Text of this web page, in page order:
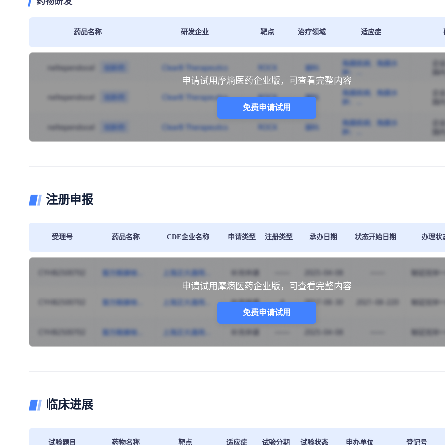
药品名称 研发企业 靶点 治疗领域 适应症
申请试用摩熵医药企业版，可查看完整内容
免费申请试用
注册申报
受理号 药品名称 CDE企业名称 申请类型 注册类型 承办日期 状态开始日期 办理状
申请试用摩熵医药企业版，可查看完整内容
免费申请试用
临床进展
试验题目 药物名称 靶点 适应症 试验分期 试验状态 申办单位 登记号